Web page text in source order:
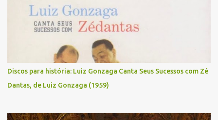
Discos para história: Luiz Gonzaga Canta Seus Sucessos com Zé
Dantas, de Luiz Gonzaga (1959)